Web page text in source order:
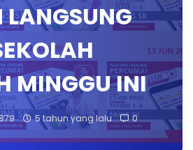
MINGGU INI
5 tahun yang lalu 0